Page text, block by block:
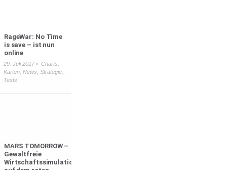
RageWar: No Time
is save – ist nun
online
29. Juli 2017 • Charts
Karten, News Strategie,
Tests
MARS TOMORROW –
Gewaltfreie
Wirtschaftssimulation